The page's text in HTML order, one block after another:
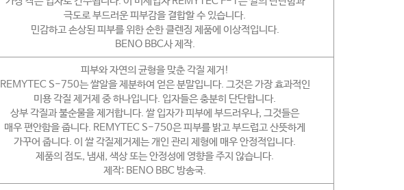
극도로 부드러운 피부감을 결합할 수 있습니다.
민감하고 손상된 피부를 위한 순한 클렌징 제품에 이상적입니다.
BENO BBC사 제작.
피부와 자연의 균형을 맞춘 각질 제거!
REMYTEC S-750는 쌀알을 제분하여 얻은 분말입니다. 그것은 가장 효과적인
미용 각질 제거제 중 하나입니다. 입자들은 충분히 단단합니다.
상부 각질과 불순물을 제거합니다. 쌀 입자가 피부에 부드러우나, 그것들은
매우 편안함을 줍니다. REMYTEC S-750은 피부를 밝고 부드럽고 산뜻하게
가꾸어 줍니다. 이 쌀 각질제거제는 개인 관리 제형에 매우 안정적입니다.
제품의 점도, 냄새, 색상 또는 안정성에 영향을 주지 않습니다.
제작: BENO BBC 방송국.